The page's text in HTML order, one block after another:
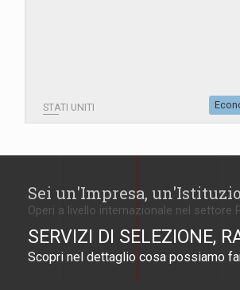
STATI UNITI
Sei un'Impresa,
Operi a livello internazionale nel settore
SERVIZI DI SELEZIONE,
Scopri nel dettaglio cosa possiamo